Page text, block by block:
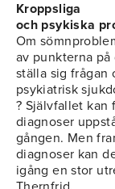
Kroppsliga
och psykiska
Om
av punkterna
ställa sig frågan
psykiatrisk
? Självfallet kan
diagnoser
gången. Men
diagnoser kan
igång en stor